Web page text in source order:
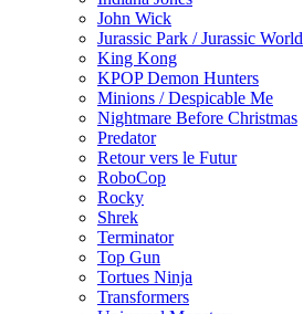
John Wick
Jurassic Park / Jurassic World
King Kong
KPOP Demon Hunters
Minions / Despicable Me
Nightmare Before Christmas
Predator
Retour vers le Futur
RoboCop
Rocky
Shrek
Terminator
Top Gun
Tortues Ninja
Transformers